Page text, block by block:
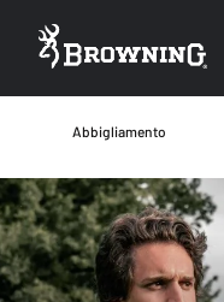
Abbigliamento